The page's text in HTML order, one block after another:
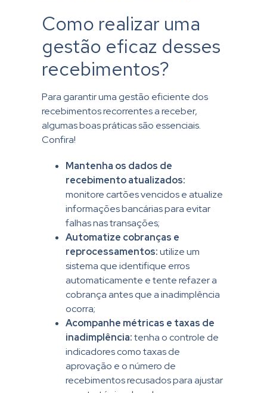
Como realizar uma
gestão eficaz desses
recebimentos?
Para garantir uma gestão eficiente dos
recebimentos recorrentes a receber,
algumas boas práticas são essenciais.
Confira!
Mantenha os dados de
recebimento atualizados:
monitore cartões vencidos e atualize
informações bancárias para evitar
falhas nas transações;
Automatize cobranças e
reprocessamentos:utilize um
sistema que identifique erros
automaticamente e tente refazer a
cobrança antes que a inadimplência
ocorra;
Acompanhe métricas e taxas de
inadimplência:tenha o controle de
indicadores como taxas de
aprovação e o número de
recebimentos recusados para ajustar